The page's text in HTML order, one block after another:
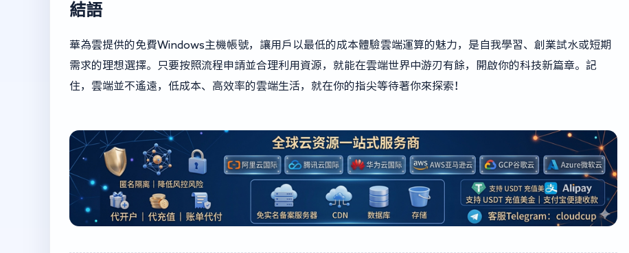
結語
華為雲提供的免費Windows主機帳號，讓用戶以最低的成本體驗雲端運算的魅力，是自我學習、創業試水或短期
需求的理想選擇。只要按照流程申請並合理利用資源，就能在雲端世界中游刃有餘，開啟你的科技新篇章。記
住，雲端並不遙遠，低成本、高效率的雲端生活，就在你的指尖等待著你來探索！